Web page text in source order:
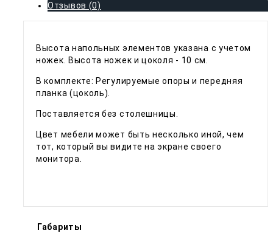
Отзывов (0)
Высота напольных элементов указана с учетом
ножек. Высота ножек и цоколя - 10 см.
В комплекте: Регулируемые опоры и передняя
планка (цоколь).
Поставляется без столешницы.
Цвет мебели может быть несколько иной, чем
тот, который вы видите на экране своего
монитора.
Габариты